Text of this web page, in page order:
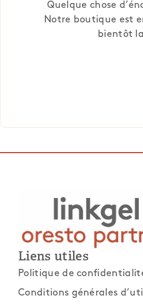
Quelque chose
Notre boutique est
bientôt
Liens utiles
Politique de
Conditions générales